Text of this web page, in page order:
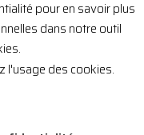
toutenimage.fr
pour en savoir plus
dans notre outil
l'usage des cookies.